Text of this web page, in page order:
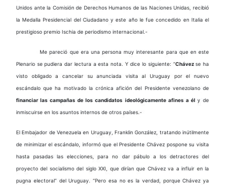
Unidos ante la Comisión de Derechos Humanos de las Naciones Unidas, recibió
la Medalla Presidencial del Ciudadano y este año le fue concedido en Italia el
prestigioso premio Ischia de periodismo internacional.-
Me pareció que era una persona muy interesante para que en este
Plenario se pudiera dar lectura a esta nota. Y dice lo siguiente: “Chávezse ha
visto obligado a cancelar su anunciada visita al Uruguay por el nuevo
escándalo que ha motivado la crónica afición del Presidente venezolano de
financiar las campañas de los candidatos ideológicamente afines a él y de
inmiscuirse en los asuntos internos de otros países.-
El Embajador de Venezuela en Uruguay, Franklin González, tratando inútilmente
de minimizar el escándalo, informó que el Presidente Chávez pospone su visita
hasta pasadas las elecciones, para no dar pábulo a los detractores del
proyecto del socialismo del siglo XXI, que dirían que Chávez va a influir en la
pugna electoral” del Uruguay. “Pero esa no es la verdad, porque Chávez ya